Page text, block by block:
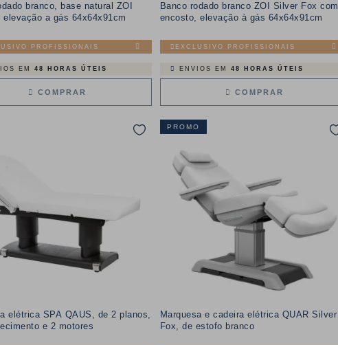
branco, base natural ZOI
elevação a gás 64x64x91cm
PROFISSIONAIS
EM 48 HORAS ÚTEIS
COMPRAR
Banco rodado branco ZOI Silver Fox com
encosto, elevação à gás 64x64x91cm
EXCLUSIVO PROFISSIONAIS
ENVIOS EM 48 HORAS ÚTEIS
COMPRAR
elétrica SPA QAUS, de 2 planos,
e 2 motores
PROMO
Marquesa e cadeira elétrica QUAR Silver
Fox, de estofo branco